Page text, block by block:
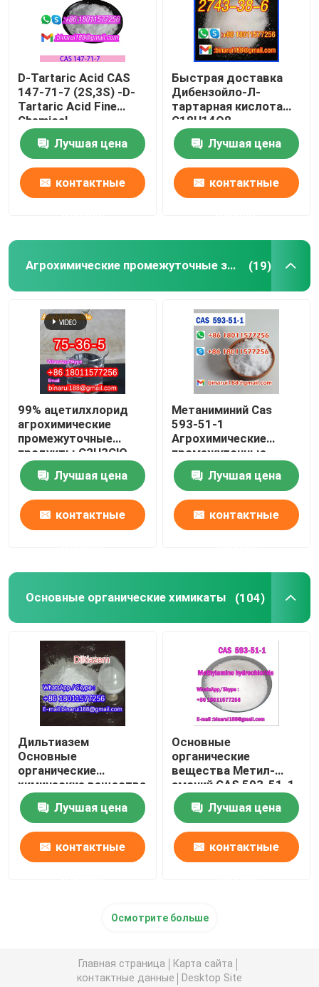
D-Tartaric Acid CAS
147-71-7 (2S,3S) -D-
Tartaric Acid Fine
Chemical
Intermediates
Пищевая категория
Лучшая цена
контактные
Быстрая доставка
Дибензойло-Л-
тартарная кислота
C18H14O8
Дибензойло-Л-
тартарная кислота
CAS 2743-38-6
Лучшая цена
контактные
Агрохимические промежуточные звена (19)
99% ацетилхлорид
агрохимические
промежуточные
продукты C2H3ClO
хлорид этановой
кислотыЛучшая цена
контактные
Метаниминий Cas
593-51-1
Агрохимические
промежуточные
вещества Метил-
амонийЛучшая цена
контактные
Основные органические химикаты (104)
Дильтиазем
Основные
органические
химические вещества
Adizem CAS 42399-
41-7
Лучшая цена
контактные
Основные
органические
вещества Метил-
амоний CAS 593-51-1
Лучшая цена
контактные
Осмотрите больше
Главная страница
Карта сайта
контактные данные
Desktop Site